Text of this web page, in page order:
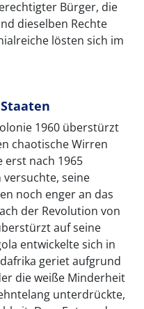
Bürger, die
dieselben Rechte
lösten sich im
1960 überstürzt
chaotische Wirren
erst nach 1965
seine
noch enger an das
der Revolution von
auf seine
entwickelte sich in
geriet aufgrund
die weiße Minderheit
unterdrückte,